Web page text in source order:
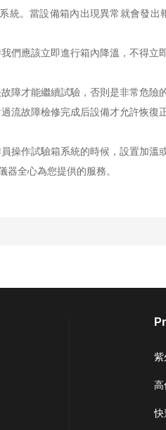
統。當設備箱內出現異常就會發
應該立即進行箱內降溫，不得立
才能繼續試驗，否則是非常危險的
故障檢修完成后設備才允許恢復正
作試驗箱系統的時候，設置加溫
全心為您提供的服務。
紫
高
快